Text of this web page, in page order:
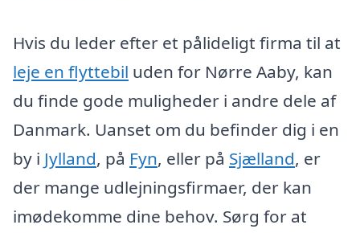
Hvis du leder efter et pålideligt firma til at
leje en flyttebil uden for Nørre Aaby, kan
du finde gode muligheder i andre dele af
Danmark. Uanset om du befinder dig i en
by i Jylland, på Fyn, eller på Sjælland, er
der mange udlejningsfirmaer, der kan
imødekomme dine behov. Sørg for at